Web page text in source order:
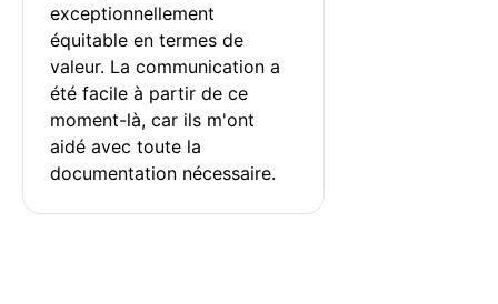
exceptionnellement
équitable en termes de
valeur. La communication a
été facile à partir de ce
moment-là, car ils m'ont
aidé avec toute la
documentation nécessaire.